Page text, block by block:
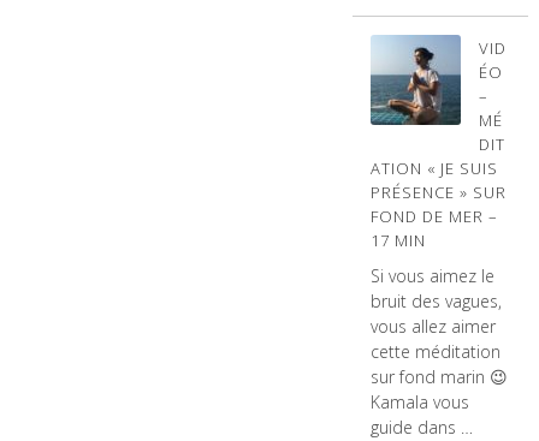
VID
ÉO
–
MÉ
DIT
ATION « JE SUIS
PRÉSENCE » SUR
FOND DE MER –
17 MIN
Si vous aimez le
bruit des vagues,
vous allez aimer
cette méditation
sur fond marin 😉
Kamala vous
guide dans …